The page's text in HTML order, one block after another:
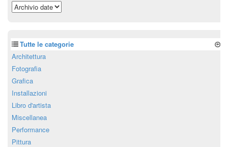
Tutte le categorie
Architettura
Fotografia
Grafica
Installazioni
Libro d'artista
Miscellanea
Performance
Pittura